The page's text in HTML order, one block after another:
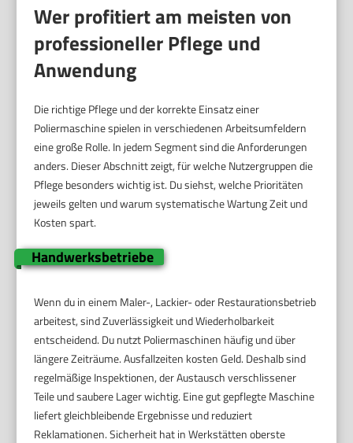
Wer profitiert am meisten von
professioneller Pflege und
Anwendung
Die richtige Pflege und der korrekte Einsatz einer
Poliermaschine spielen in verschiedenen Arbeitsumfeldern
eine große Rolle. In jedem Segment sind die Anforderungen
anders. Dieser Abschnitt zeigt, für welche Nutzergruppen die
Pflege besonders wichtig ist. Du siehst, welche Prioritäten
jeweils gelten und warum systematische Wartung Zeit und
Kosten spart.
Handwerksbetriebe
Wenn du in einem Maler-, Lackier- oder Restaurationsbetrieb
arbeitest, sind Zuverlässigkeit und Wiederholbarkeit
entscheidend. Du nutzt Poliermaschinen häufig und über
längere Zeiträume. Ausfallzeiten kosten Geld. Deshalb sind
regelmäßige Inspektionen, der Austausch verschlissener
Teile und saubere Lager wichtig. Eine gut gepflegte Maschine
liefert gleichbleibende Ergebnisse und reduziert
Reklamationen. Sicherheit hat in Werkstätten oberste